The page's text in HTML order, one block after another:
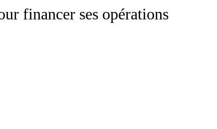
financer ses opérations